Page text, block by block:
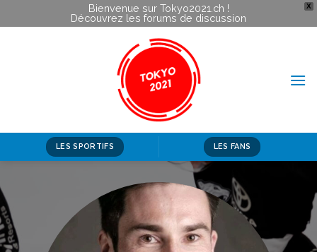
X
Bienvenue sur Tokyo2021.ch !
Découvrez les forums de discussion
LES SPORTIFS LES FANS